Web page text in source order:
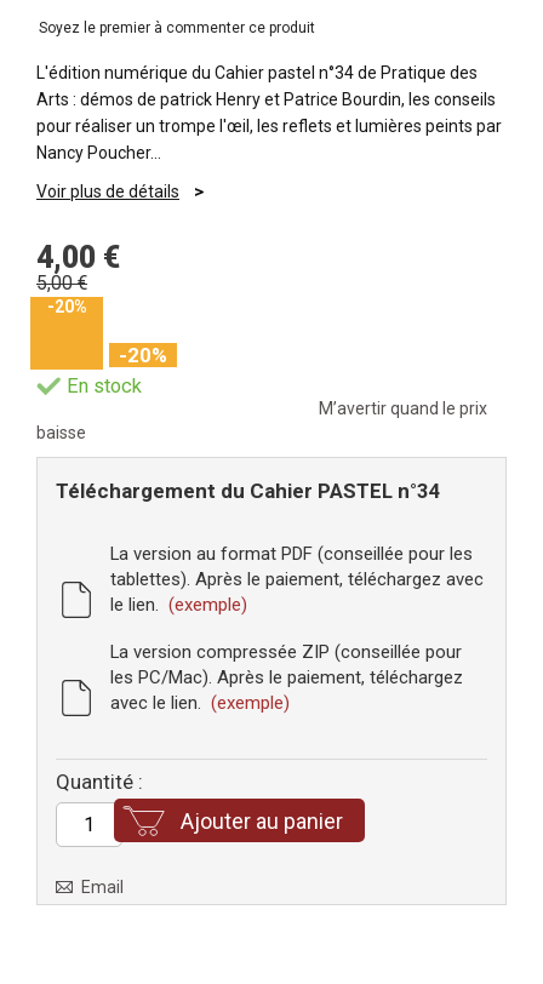
Soyez le premier à commenter ce produit
L'édition numérique du Cahier pastel n°34 de Pratique des
Arts : démos de patrick Henry et Patrice Bourdin, les conseils
pour réaliser un trompe l'œil, les reflets et lumières peints par
Nancy Poucher…
Voir plus de détails
4,00 €
5,00 €
-20%
-20%
En stock
M’avertir quand le prix
baisse
Téléchargement du Cahier PASTEL n°34
La version au format PDF (conseillée pour les
tablettes). Après le paiement, téléchargez avec
le lien. (exemple)
La version compressée ZIP (conseillée pour
les PC/Mac). Après le paiement, téléchargez
avec le lien. (exemple)
Quantité :
Ajouter au panier
Email